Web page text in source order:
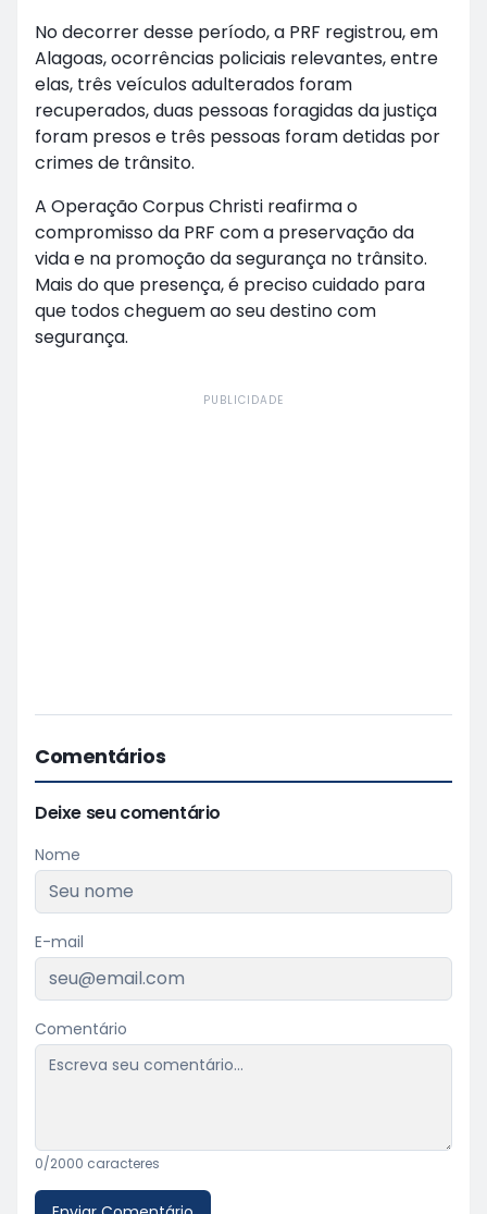
No decorrer desse período, a PRF registrou, em
Alagoas, ocorrências policiais relevantes, entre
elas, três veículos adulterados foram
recuperados, duas pessoas foragidas da justiça
foram presos e três pessoas foram detidas por
crimes de trânsito.
A Operação Corpus Christi reafirma o
compromisso da PRF com a preservação da
vida e na promoção da segurança no trânsito.
Mais do que presença, é preciso cuidado para
que todos cheguem ao seu destino com
segurança.
PUBLICIDADE
Comentários
Deixe seu comentário
Nome
E-mail
Comentário
0/2000 caracteres